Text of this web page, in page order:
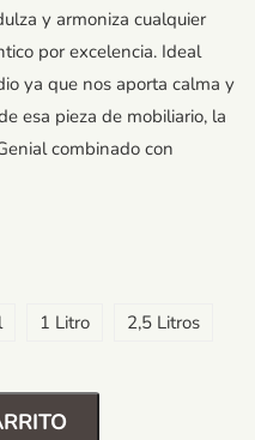
y armoniza cualquier
por excelencia. Ideal
ya que nos aporta calma y
esa pieza de mobiliario, la
combinado con
1 Litro 2,5 Litros